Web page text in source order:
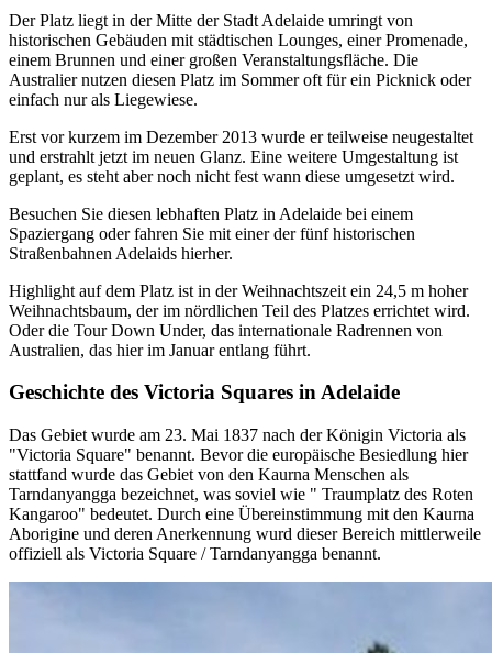
Der Platz liegt in der Mitte der Stadt Adelaide umringt von
historischen Gebäuden mit städtischen Lounges, einer Promenade,
einem Brunnen und einer großen Veranstaltungsfläche. Die
Australier nutzen diesen Platz im Sommer oft für ein Picknick oder
einfach nur als Liegewiese.
Erst vor kurzem im Dezember 2013 wurde er teilweise neugestaltet
und erstrahlt jetzt im neuen Glanz. Eine weitere Umgestaltung ist
geplant, es steht aber noch nicht fest wann diese umgesetzt wird.
Besuchen Sie diesen lebhaften Platz in Adelaide bei einem
Spaziergang oder fahren Sie mit einer der fünf historischen
Straßenbahnen Adelaids hierher.
Highlight auf dem Platz ist in der Weihnachtszeit ein 24,5 m hoher
Weihnachtsbaum, der im nördlichen Teil des Platzes errichtet wird.
Oder die Tour Down Under, das internationale Radrennen von
Australien, das hier im Januar entlang führt.
Geschichte des Victoria Squares in Adelaide
Das Gebiet wurde am 23. Mai 1837 nach der Königin Victoria als
"Victoria Square" benannt. Bevor die europäische Besiedlung hier
stattfand wurde das Gebiet von den Kaurna Menschen als
Tarndanyangga bezeichnet, was soviel wie " Traumplatz des Roten
Kangaroo" bedeutet. Durch eine Übereinstimmung mit den Kaurna
Aborigine und deren Anerkennung wurd dieser Bereich mittlerweile
offiziell als Victoria Square / Tarndanyangga benannt.